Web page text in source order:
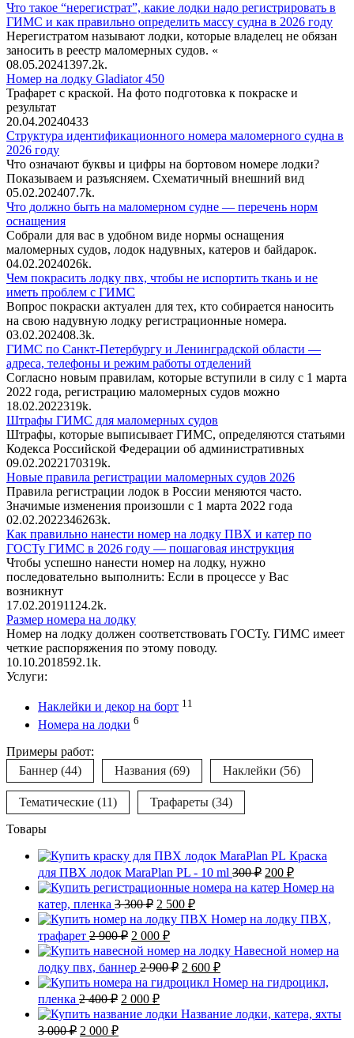
Что такое “нерегистрат”, какие лодки надо регистрировать в
ГИМС и как правильно определить массу судна в 2026 году
Нерегистратом называют лодки, которые владелец не обязан
заносить в реестр маломерных судов. «
08.05.20241397.2k.
Номер на лодку Gladiator 450
Трафарет с краской. На фото подготовка к покраске и
результат
20.04.20240433
Структура идентификационного номера маломерного судна в
2026 году
Что означают буквы и цифры на бортовом номере лодки?
Показываем и разъясняем. Схематичный внешний вид
05.02.202407.7k.
Что должно быть на маломерном судне — перечень норм
оснащения
Собрали для вас в удобном виде нормы оснащения
маломерных судов, лодок надувных, катеров и байдарок.
04.02.2024026k.
Чем покрасить лодку пвх, чтобы не испортить ткань и не
иметь проблем с ГИМС
Вопрос покраски актуален для тех, кто собирается наносить
на свою надувную лодку регистрационные номера.
03.02.202408.3k.
ГИМС по Санкт-Петербургу и Ленинградской области —
адреса, телефоны и режим работы отделений
Согласно новым правилам, которые вступили в силу с 1 марта
2022 года, регистрацию маломерных судов можно
18.02.2022319k.
Штрафы ГИМС для маломерных судов
Штрафы, которые выписывает ГИМС, определяются статьями
Кодекса Российской Федерации об административных
09.02.2022170319k.
Новые правила регистрации маломерных судов 2026
Правила регистрации лодок в России меняются часто.
Значимые изменения произошли с 1 марта 2022 года
02.02.2022346263k.
Как правильно нанести номер на лодку ПВХ и катер по
ГОСТу ГИМС в 2026 году — пошаговая инструкция
Чтобы успешно нанести номер на лодку, нужно
последовательно выполнить: Если в процессе у Вас
возникнут
17.02.201911 24.2k.
Размер номера на лодку
Номер на лодку должен соответствовать ГОСТу. ГИМС имеет
четкие распоряжения по этому поводу.
10.10.2018592.1k.
Услуги:
Наклейки и декор на борт 11
Номера на лодки 6
Примеры работ:
Баннер (44) Названия (69) Наклейки (56)
Тематические (11) Трафареты (34)
Товары
Краска
для ПВХ лодок MaraPlan PL - 10 ml 300₽ Первоначальная
цена
составляла
300 ₽.
200 ₽Текущая
цена:
Номер на
катер, пленка 3 300₽ Первоначальная
цена
составляла
3
300 ₽.
2 500 ₽Текущая
цена:
2
500 ₽.
Номер на лодку ПВХ,
трафарет 2 900₽ Первоначальная
цена
составляла
2
900 ₽.
2 000 ₽Текущая
цена:
2
000 ₽.
Навесной номер на
лодку пвх, баннер 2 900₽ Первоначальная
цена
составляла
2
900 ₽.
2 600 ₽Текущая
цена:
2
600 ₽.
Номер на гидроцикл,
пленка 2 400₽ Первоначальная
цена
составляла
2 000 ₽Текущая
цена:
2
Название лодки, катера, яхты
3 000₽ Первоначальная
2 000 ₽Текущая